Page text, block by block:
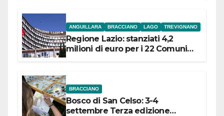
ANGUILLARA BRACCIANO LAGO TREVIGNANO
Regione Lazio: stanziati 4,2
milioni di euro per i 22 Comuni
BRACCIANO
Bosco di San Celso: 3-4
settembre Terza edizione